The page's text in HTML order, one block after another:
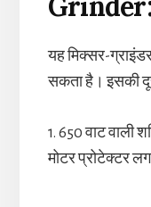
यह मिक्सर-
सकता है। इसकी
1. 650 वाट वाली
मोटर प्रोटेक्टर